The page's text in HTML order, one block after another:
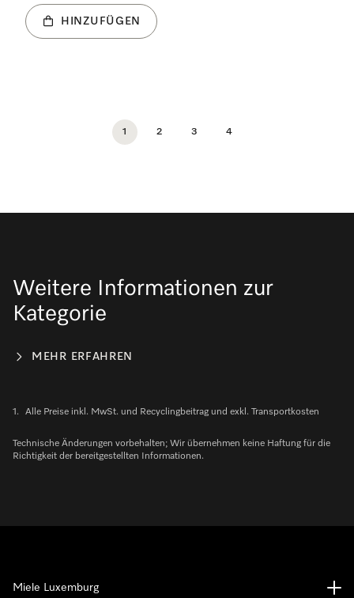
HINZUFÜGEN
1 2 3 4
Weitere Informationen zur
Kategorie
MEHR ERFAHREN
1. Alle Preise inkl. MwSt. und Recyclingbeitrag und exkl. Transportkosten
Technische Änderungen vorbehalten; Wir übernehmen keine Haftung für die
Richtigkeit der bereitgestellten Informationen.
Miele Luxemburg